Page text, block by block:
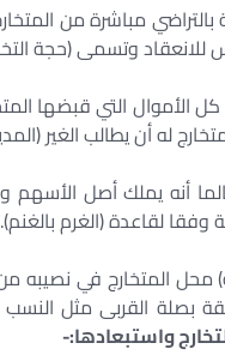
بالتراضي مباشرة من
وتسمى (حجة
الأموال التي قبضها
له أن يطالب الغير
أنه يملك أصل الأسهم
لقاعدة (الغرم بالغنم).
محل المتخارج في نصيبه
بصلة القربى مثل النسب
واستبعادها:-